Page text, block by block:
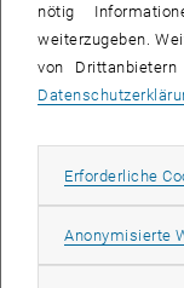
Konferenz.
Die Chemometrie ist
sich mathematischer
allem chemische
Kowalski wurde
Leben gerufen, deren
entsprechend
nötig
weiterzugeben.
von
Erforderliche
Anonymisierte